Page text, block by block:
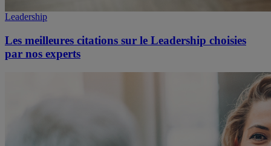
Leadership
Les meilleures citations sur le Leadership choisies
par nos experts